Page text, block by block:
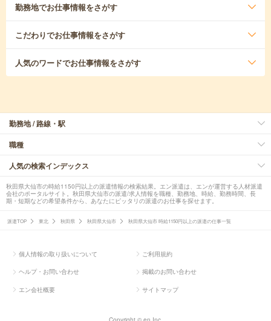
勤務地でお仕事情報をさがす
こだわりでお仕事情報をさがす
人気のワードでお仕事情報をさがす
勤務地 / 路線・駅
職種
人気の検索インデックス
秋田県大仙市の時給1150円以上の派遣情報の検索結果。エン派遣は、エンが運営する人材派遣
会社のポータルサイト。秋田県大仙市の派遣/求人情報を職種、勤務地、時給、勤務時間、長
期・短期などの希望条件から、あなたにピッタリの派遣のお仕事を探せます。
派遣TOP 東北 秋田県 秋田県大仙市 秋田県大仙市 時給1150円以上の派遣の仕事一覧
個人情報の取り扱いについて ご利用規約
ヘルプ・お問い合わせ 掲載のお問い合わせ
エン会社概要 サイトマップ